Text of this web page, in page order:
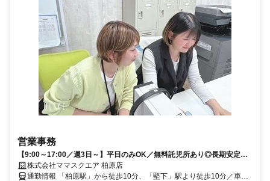
営業事務
【9:00～17:00／週3日～】平日のみOK／無料託児所あり◎長期安定ワ
ーク◎入社日相談OK
株式会社ママスクエア 柏原店
通勤情報 「柏原駅」から徒歩10分、「堅下」駅より徒歩10分／車通